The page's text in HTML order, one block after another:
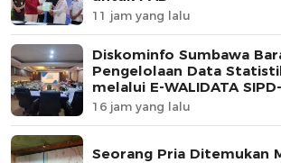
11 jam yang lalu
Diskominfo Sumbawa
Pengelolaan Data
melalui E-WALIDATA
16 jam yang lalu
Seorang Pria Ditemukan